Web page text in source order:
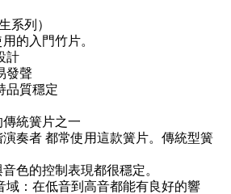
系列）
的入門竹片。
計
發聲
品質穩定
統簧片之一
奏者 都常使用這款簧片。傳統型簧
色的控制表現都很穩定。
域：在低音到高音都能有良好的響